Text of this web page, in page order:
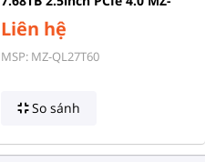
QL27T60 (MZQL27T6HBLA)
Liên hệ
MSP: MZ-QL27T60
So sánh